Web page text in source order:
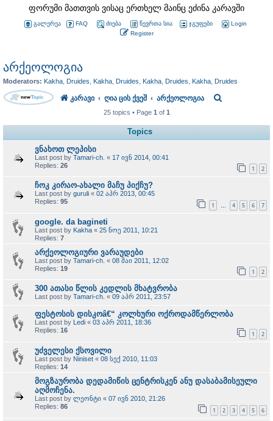
ფორუმი მათთვის ვისაც ერთხელ მაინც ეძინა კარავში
გალერეა FAQ ძიება წევრთა სია ჯგუფები
Login
Register
არქეოლოგია
Moderators: Kakha Druides Kakha Druides Kakha Druides Kakha Druides
კარავი ღია ცის ქვეშ არქეოლოგია
25 topics • Page 1 of 1
Topics
ვნახოთ ლეპისი
Last post by Tamari-ch. « 17 ივნ 2014, 00:41
Replies: 26 1 2
ჩოკ კირაო-ახალი მაჩუ პიქჩუ?
Last post by guruli « 02 აპრ 2013, 00:45
Replies: 95 1 … 4 5 6 7
google. da bagineti
Last post by Kakha « 25 ნოე 2011, 10:21
Replies: 7
არქეოლოგიური ვარაუდები
Last post by Tamari-ch. « 08 მაი 2011, 12:02
Replies: 19 1 2
300 ათასი წლის კედლის მხატვრობა
Last post by Tamari-ch. « 09 აპრ 2011, 23:57
ფესტოსის დისკოâ€“ კოლხური ოქროდამწერლობა
Last post by Ledi « 03 აპრ 2011, 18:36
Replies: 16 1 2
უძველესი ქსოვილი
Last post by Niniset « 08 სექ 2010, 11:03
Replies: 14
მოგზაურობა დედამიწის ცენტრისკენ ანუ დასაბამისეული
აღმოჩენა.
Last post by ლეონტი « 07 ივნ 2010, 21:26
Replies: 86 1 2 3 4 5 6